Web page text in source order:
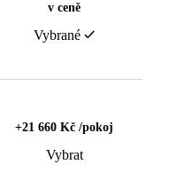
v ceně
Vybrané
+21 660 Kč /pokoj
Vybrat